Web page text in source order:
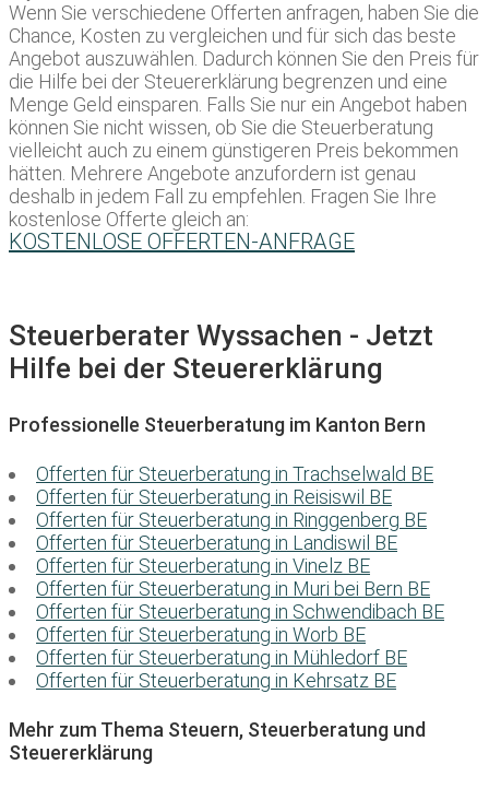
Wenn Sie verschiedene Offerten anfragen, haben Sie die
Chance, Kosten zu vergleichen und für sich das beste
Angebot auszuwählen. Dadurch können Sie den Preis für
die Hilfe bei der Steuererklärung begrenzen und eine
Menge Geld einsparen. Falls Sie nur ein Angebot haben
können Sie nicht wissen, ob Sie die Steuerberatung
vielleicht auch zu einem günstigeren Preis bekommen
hätten. Mehrere Angebote anzufordern ist genau
deshalb in jedem Fall zu empfehlen. Fragen Sie Ihre
kostenlose Offerte gleich an:
KOSTENLOSE OFFERTEN-ANFRAGE
Steuerberater Wyssachen - Jetzt
Hilfe bei der Steuererklärung
Professionelle Steuerberatung im Kanton Bern
Offerten für Steuerberatung in Trachselwald BE
Offerten für Steuerberatung in Reisiswil BE
Offerten für Steuerberatung in Ringgenberg BE
Offerten für Steuerberatung in Landiswil BE
Offerten für Steuerberatung in Vinelz BE
Offerten für Steuerberatung in Muri bei Bern BE
Offerten für Steuerberatung in Schwendibach BE
Offerten für Steuerberatung in Worb BE
Offerten für Steuerberatung in Mühledorf BE
Offerten für Steuerberatung in Kehrsatz BE
Mehr zum Thema Steuern, Steuerberatung und
Steuererklärung